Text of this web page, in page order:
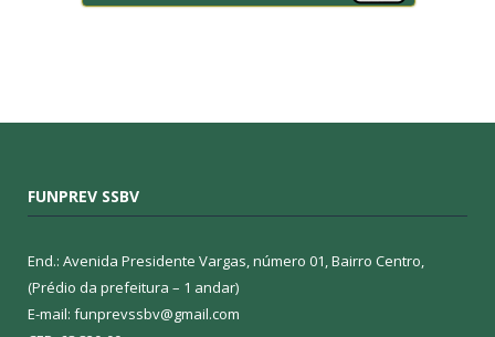
FUNPREV SSBV
End.: Avenida Presidente Vargas, número 01, Bairro Centro,
(Prédio da prefeitura – 1 andar)
E-mail: funprevssbv@gmail.com